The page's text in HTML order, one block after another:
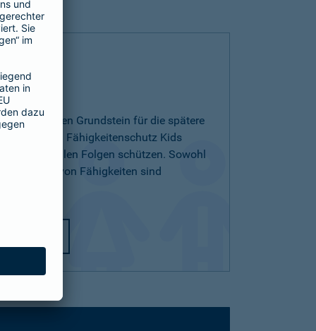
und den Grundstein für die spätere
Mit dem Fähigkeitenschutz Kids
finanziellen Folgen schützen. Sowohl
von Fähigkeiten sind